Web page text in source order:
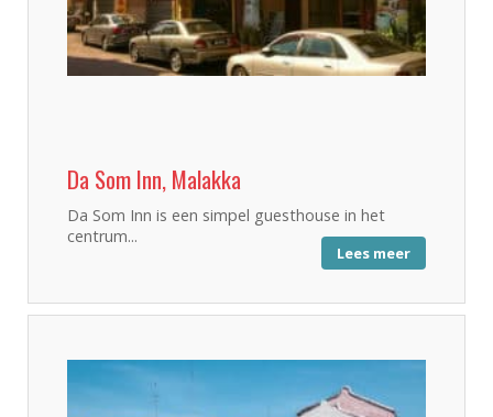
Da Som Inn, Malakka
Da Som Inn is een simpel guesthouse in het
centrum...
Lees meer